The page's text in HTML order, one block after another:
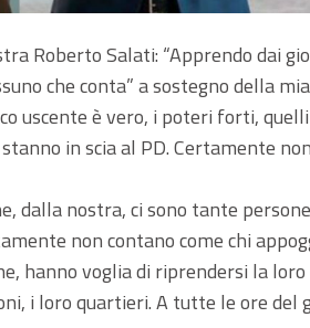
Roberto Salati: “Apprendo dai
che conta” a sostegno della mia
uscente è vero, i poteri forti,
in scia al PD. Certamente non
dalla nostra, ci sono tante
non contano come chi
hanno voglia di riprendersi la
i loro quartieri. A tutte le ore del